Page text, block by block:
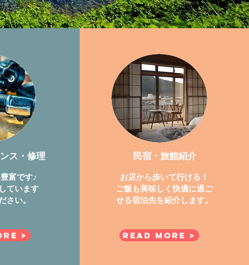
ス・修理
富です♪
ています
さい。
>
民宿・旅館紹介
お店から歩いて行ける！
​ご飯も美味しく快適に過ご
せる宿泊先を紹介します。
Read More >